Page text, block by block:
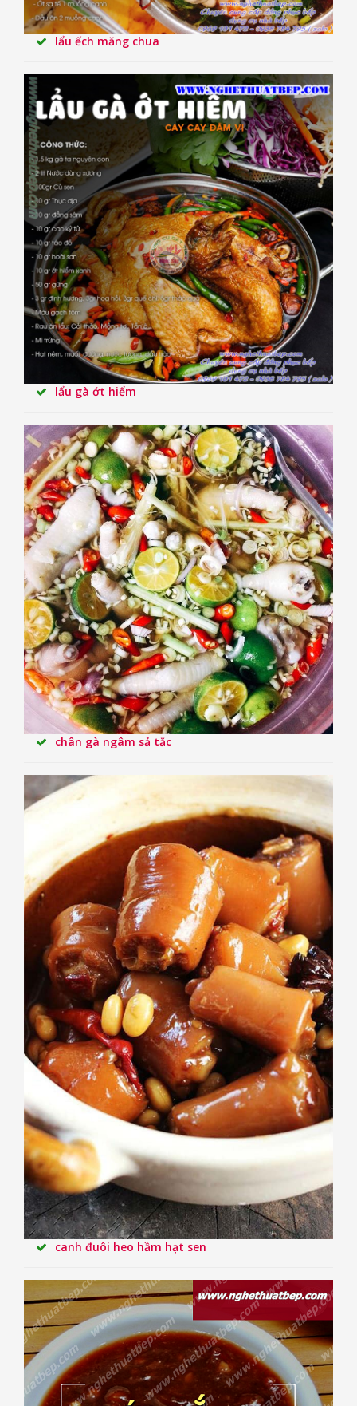
lẩu ếch măng chua
lẩu gà ớt hiểm
chân gà ngâm sả tắc
canh đuôi heo hầm hạt sen